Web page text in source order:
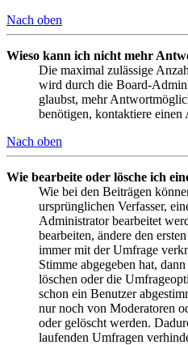
Nach oben
Wieso kann ich nicht mehr
Die maximal zulässige
wird durch die Board-
glaubst, mehr
benötigen, kontaktiere einen
Nach oben
Wie bearbeite oder lösche ich
Wie bei den Beiträgen
ursprünglichen Verfasser,
Administrator bearbeitet
bearbeiten, ändere den
immer mit der Umfrage
Stimme abgegeben hat,
löschen oder die
schon ein Benutzer
nur noch von Moderatoren
oder gelöscht werden.
laufenden Umfragen